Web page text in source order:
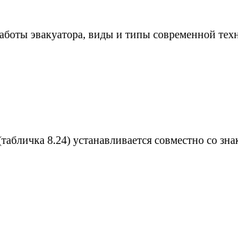
эвакуатора, виды и типы современной
8.24) устанавливается совместно со